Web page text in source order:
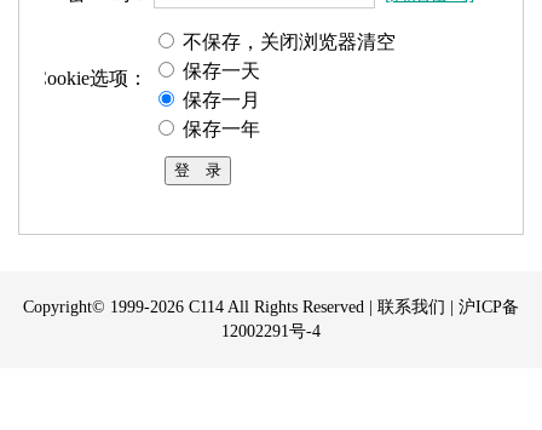
Cookie选项：
不保存，关闭浏览器清空
保存一天
保存一月
保存一年
Copyright© 1999-2026 C114 All Rights Reserved | 联系我们 | 沪ICP备
12002291号-4